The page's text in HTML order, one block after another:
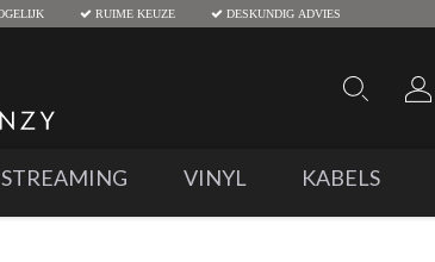
RUIME KEUZE DESKUNDIG ADVIES
STREAMING VINYL KABELS